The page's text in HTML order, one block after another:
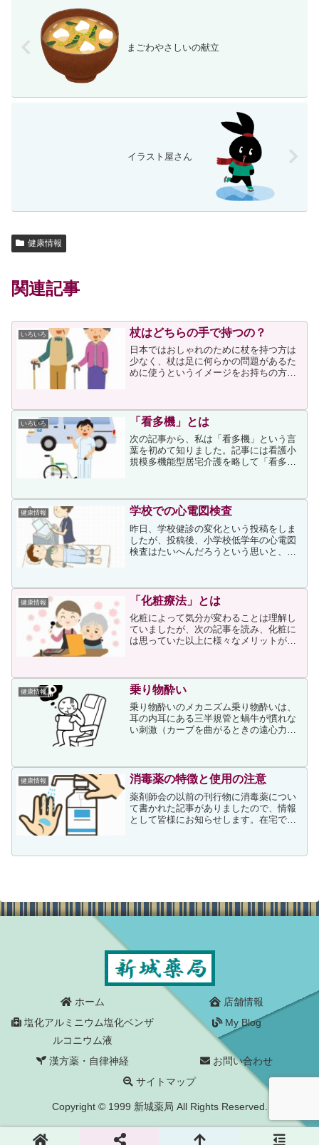
まごわやさしいの献立
イラスト屋さん
健康情報
関連記事
いろいろ 杖はどちらの手で持つの？
日本ではおしゃれのために杖を持つ方は
少なく、杖は足に何らかの問題があるた
めに使うというイメージをお持ちの方が
すでにお使いの方はもちろんですが、ま
だ必要がないとお考えの方...
いろいろ 「看多機」とは
次の記事から、私は「看多機」という言
葉を初めて知りました。記事には看護小
規模多機能型居宅介護を略して「看多
状態が不安定な時に、自宅療養を希望す
る要介護者に「訪問看護」「...
健康情報 学校での心電図検査
昨日、学校健診の変化という投稿をしま
したが、投稿後、小学校低学年の心電図
検査はたいへんだろうという思いと、い
ところ、次のページを見つけました。上
ページに次が書かれていま...
健康情報 「化粧療法」とは
化粧によって気分が変わることは理解し
ていましたが、次の記事を読み、化粧に
は思っていた以上に様々なメリットがあ
顎を意識して触ると、唾液...
健康情報 乗り物酔い
乗り物酔いのメカニズム乗り物酔いは、
耳の内耳にある三半規管と蝸牛が慣れな
い刺激（カーブを曲がるときの遠心力を
ることのない刺激が、内耳から脳幹を経
て、胃の働きや呼吸の調節...
健康情報 消毒薬の特徴と使用の注意
薬剤師会の以前の刊行物に消毒薬につい
て書かれた記事がありましたので、情報
として皆様にお知らせします。在宅で使
ター、ピューラックス）特徴次亜塩素酸
ホーム
店舗情報
塩化アルミニウム塩化ベンザ
ルコニウム液
My Blog
漢方薬・自律神経
お問い合わせ
サイトマップ
Copyright © 1999 新城薬局 All Rights Reserved.